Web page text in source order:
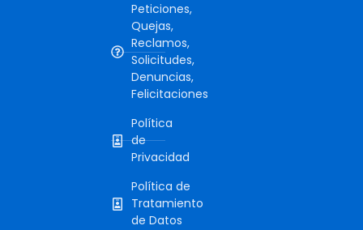
Peticiones,
Quejas,
Reclamos,
Solicitudes,
Denuncias,
Felicitaciones
Política
de
Privacidad
Política de
Tratamiento
de Datos